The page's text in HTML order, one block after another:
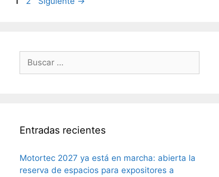
Entradas recientes
Motortec 2027 ya está en marcha: abierta la
reserva de espacios para expositores a